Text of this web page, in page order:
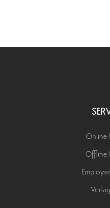
Online
Offline